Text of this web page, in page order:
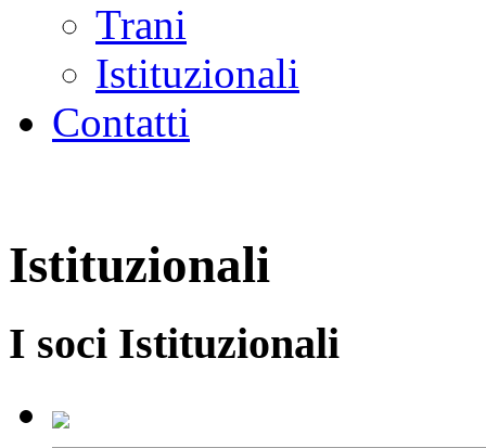
Trani
Istituzionali
Contatti
Istituzionali
I soci Istituzionali